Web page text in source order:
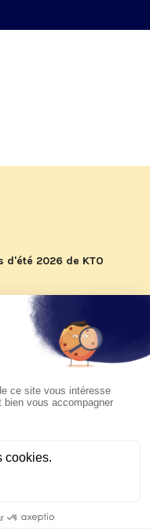
d'été 2026 de KTO
du pape Léon
sur KTO le
Argentine et